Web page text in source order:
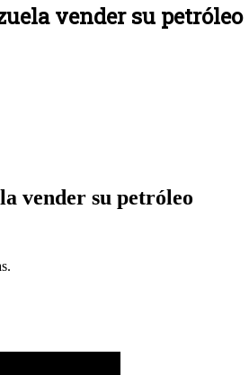
vender su petróleo
vender su petróleo